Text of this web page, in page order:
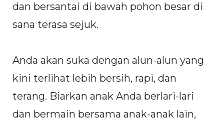
dan bersantai di bawah pohon besar di
sana terasa sejuk.
Anda akan suka dengan alun-alun yang
kini terlihat lebih bersih, rapi, dan
terang. Biarkan anak Anda berlari-lari
dan bermain bersama anak-anak lain,